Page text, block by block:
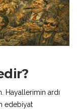
Hayallerimin ardı
edebiyat